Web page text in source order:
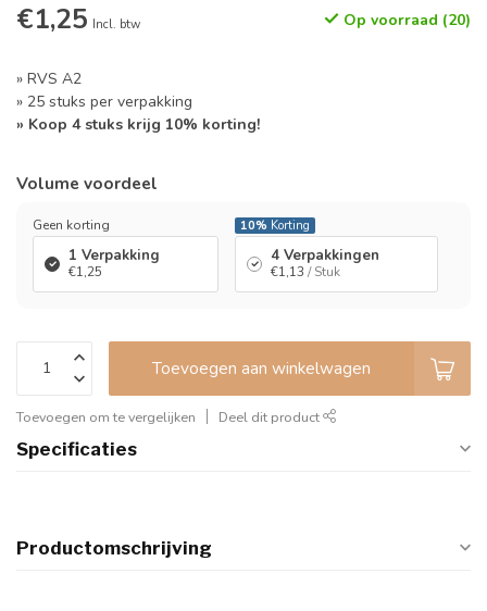
€1,25 Incl. btw Op voorraad (20)
» RVS A2
» 25 stuks per verpakking
» Koop 4 stuks krijg 10% korting!
Volume voordeel
Geen korting
1 Verpakking
€1,25
10% Korting
4 Verpakkingen
€1,13 / Stuk
Toevoegen aan winkelwagen
Toevoegen om te vergelijken Deel dit product
Specificaties
Productomschrijving